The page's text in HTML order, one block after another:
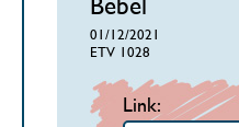
Bebel
01/12/2021
ETV 1028
Link: